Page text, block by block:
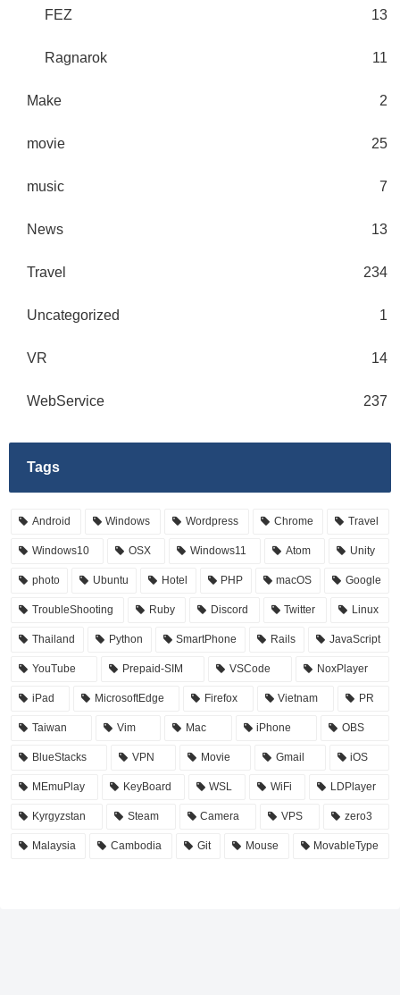
FEZ 13
Ragnarok 11
Make 2
movie 25
music 7
News 13
Travel 234
Uncategorized 1
VR 14
WebService 237
Tags
Android Windows Wordpress Chrome Travel
Windows10 OSX Windows11 Atom Unity
photo Ubuntu Hotel PHP macOS Google
TroubleShooting Ruby Discord Twitter Linux
Thailand Python SmartPhone Rails JavaScript
YouTube Prepaid-SIM VSCode NoxPlayer
iPad MicrosoftEdge Firefox Vietnam PR
Taiwan Vim Mac iPhone OBS
BlueStacks VPN Movie Gmail iOS
MEmuPlay KeyBoard WSL WiFi LDPlayer
Kyrgyzstan Steam Camera VPS zero3
Malaysia Cambodia Git Mouse MovableType